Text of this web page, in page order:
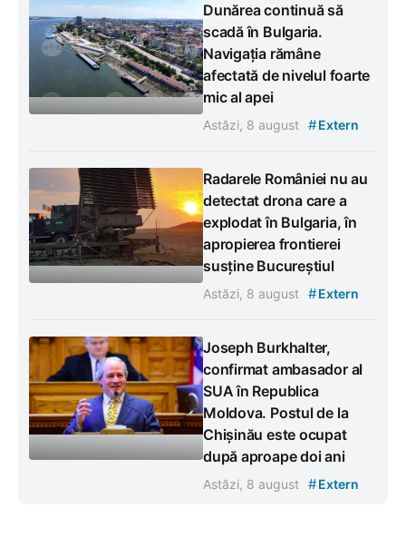
Dunărea continuă să
scadă în Bulgaria.
Navigația rămâne
afectată de nivelul foarte
mic al apei
Astăzi, 8 august #Extern
Radarele României nu au
detectat drona care a
explodat în Bulgaria, în
apropierea frontierei
susține Bucureștiul
Astăzi, 8 august #Extern
Joseph Burkhalter,
confirmat ambasador al
SUA în Republica
Moldova. Postul de la
Chișinău este ocupat
după aproape doi ani
Astăzi, 8 august #Extern